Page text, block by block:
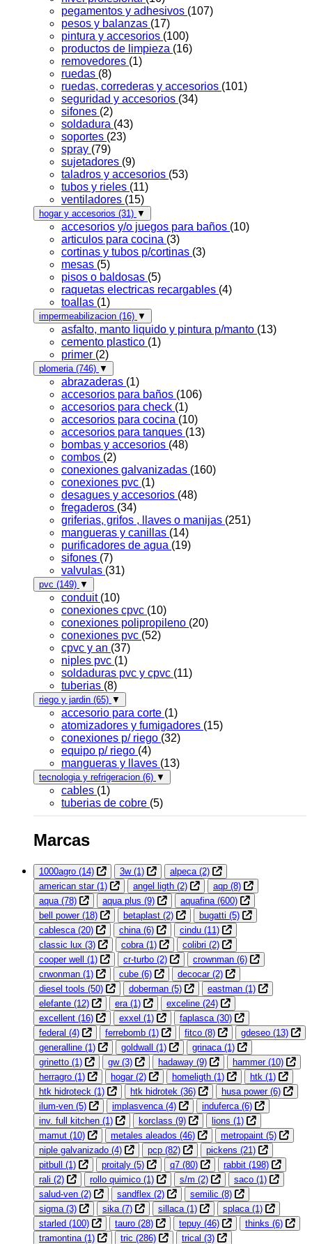
pegamentos y adhesivos (107)
pesos y balanzas (17)
pintura y accesorios (100)
productos de limpieza (16)
removedores (1)
ruedas (8)
ruedas, correderas y accesorios (101)
seguridad y accesorios (34)
sifones (2)
soldadura (43)
soportes (23)
spray (79)
sujetadores (9)
taladros y accesorios (53)
tubos y rieles (11)
ventiladores (15)
hogar y accesorios (31) ▼
accesorios y/o juegos para baños (10)
articulos para cocina (3)
cortinas y tubos p/cortinas (3)
mesas (5)
pisos o baldosas (5)
raquetas electricas recargables (4)
toallas (1)
impermeabilizacion (16) ▼
asfalto, manto liquido y pintura p/manto (13)
cemento plastico (1)
primer (2)
plomeria (746) ▼
abrazaderas (1)
accesorios para baños (106)
accesorios para check (1)
accesorios para cocina (10)
accesorios para tanques (13)
bombas y accesorios (48)
combos (2)
conexiones galvanizadas (160)
conexiones pvc (1)
desagues y accesorios (48)
fregaderos (34)
griferias, grifos , llaves o manijas (251)
mangueras y canillas (14)
purificadores de agua (19)
sifones (7)
valvulas (31)
pvc (149) ▼
conduit (10)
conexiones cpvc (10)
conexiones polipropileno (20)
conexiones pvc (52)
cpvc y an (37)
niples pvc (1)
soldaduras pvc y cpvc (11)
tuberias (8)
riego y jardin (65) ▼
accesorio para corte (1)
atomizadores y fumigadores (15)
conexiones p/ riego (32)
equipo p/ riego (4)
mangueras y llaves (13)
tecnologia y refrigeracion (6) ▼
cables (1)
tuberias de cobre (5)
Marcas
1000agro (14) 3w (1) alpeca (2)
american star (1) angel ligth (2) aqp (8)
aqua (78) aqua plus (9) aquafina (600)
bell power (18) betaplast (2) bugatti (5)
cablesca (20) china (6) cindu (11)
classic lux (3) cobra (1) colibri (2)
cooper well (1) cr-turbo (2) crownman (6)
crwonman (1) cube (6) decocar (2)
diesel tools (50) doberman (5) eastman (1)
elefante (12) era (1) exceline (24)
excellent (16) exxel (1) faplasca (30)
federal (4) ferrebomb (1) fitco (8) gdeseo (13)
generalline (1) goldwall (1) grinaca (1)
grinetto (1) gw (3) hadaway (9) hammer (10)
herragro (1) hogar (2) homeligth (1) htk (1)
htk hidroteck (1) htk hidrotek (36) husa power (6)
ilum-ven (5) implasvenca (4) induferca (6)
inv. full kitchen (1) korclass (9) lions (1)
mamut (10) metales aleados (46) metropaint (5)
niple galvanizado (4) pcp (82) pickens (21)
pitbull (1) proitaly (5) q7 (80) rabbit (198)
rali (2) rollo quimico (1) s/m (2) saco (1)
salud-ven (2) sandflex (2) semilic (8)
sigma (3) sika (7) sillaca (1) splaca (1)
starled (100) tauro (28) tepuy (46) thinks (6)
tramontina (1) tric (286) trical (3)